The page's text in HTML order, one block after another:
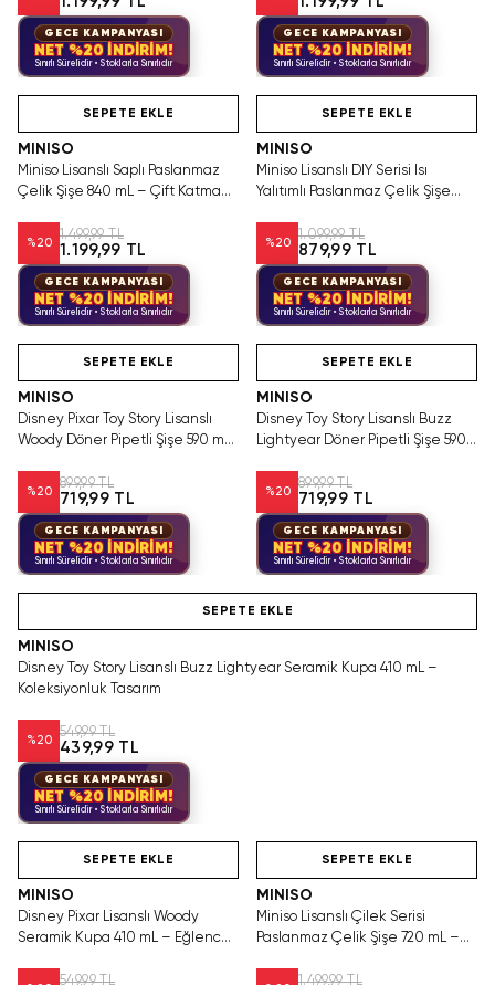
GECE KAMPANYASI
NET %20 İNDİRİM!
Sınırlı Sürelidir • Stoklarla Sınırlıdır
GECE KAMPANYASI
NET %20 İNDİRİM!
Sınırlı Sürelidir • Stoklarla Sınırlıdır
SEPETE EKLE
MINISO
Miniso Lisanslı Saplı Paslanmaz
Çelik Şişe 840 mL – Çift Katmanlı
%20
1.499,99 TL
1.199,99 TL
GECE KAMPANYASI
NET %20 İNDİRİM!
Sınırlı Sürelidir • Stoklarla Sınırlıdır
SEPETE EKLE
MINISO
Miniso Lisanslı DIY Serisi Isı
Yalıtımlı Paslanmaz Çelik Şişe
%20
1.099,99 TL
879,99 TL
GECE KAMPANYASI
NET %20 İNDİRİM!
Sınırlı Sürelidir • Stoklarla Sınırlıdır
SEPETE EKLE
MINISO
Disney Pixar Toy Story Lisanslı
Woody Döner Pipetli Şişe 590 mL
%20
899,99 TL
719,99 TL
GECE KAMPANYASI
NET %20 İNDİRİM!
Sınırlı Sürelidir • Stoklarla Sınırlıdır
SEPETE EKLE
MINISO
Disney Toy Story Lisanslı Buzz
Lightyear Döner Pipetli Şişe 590
%20
899,99 TL
719,99 TL
GECE KAMPANYASI
NET %20 İNDİRİM!
Sınırlı Sürelidir • Stoklarla Sınırlıdır
SEPETE EKLE
MINISO
Disney Toy Story Lisanslı Buzz Lightyear Seramik Kupa 410 mL –
Koleksiyonluk Tasarım
%20
549,99 TL
439,99 TL
GECE KAMPANYASI
NET %20 İNDİRİM!
Sınırlı Sürelidir • Stoklarla Sınırlıdır
SEPETE EKLE
MINISO
Disney Pixar Lisanslı Woody
Seramik Kupa 410 mL – Eğlenceli
549,99 TL
SEPETE EKLE
MINISO
Miniso Lisanslı Çilek Serisi
Paslanmaz Çelik Şişe 720 mL –
1.499,99 TL